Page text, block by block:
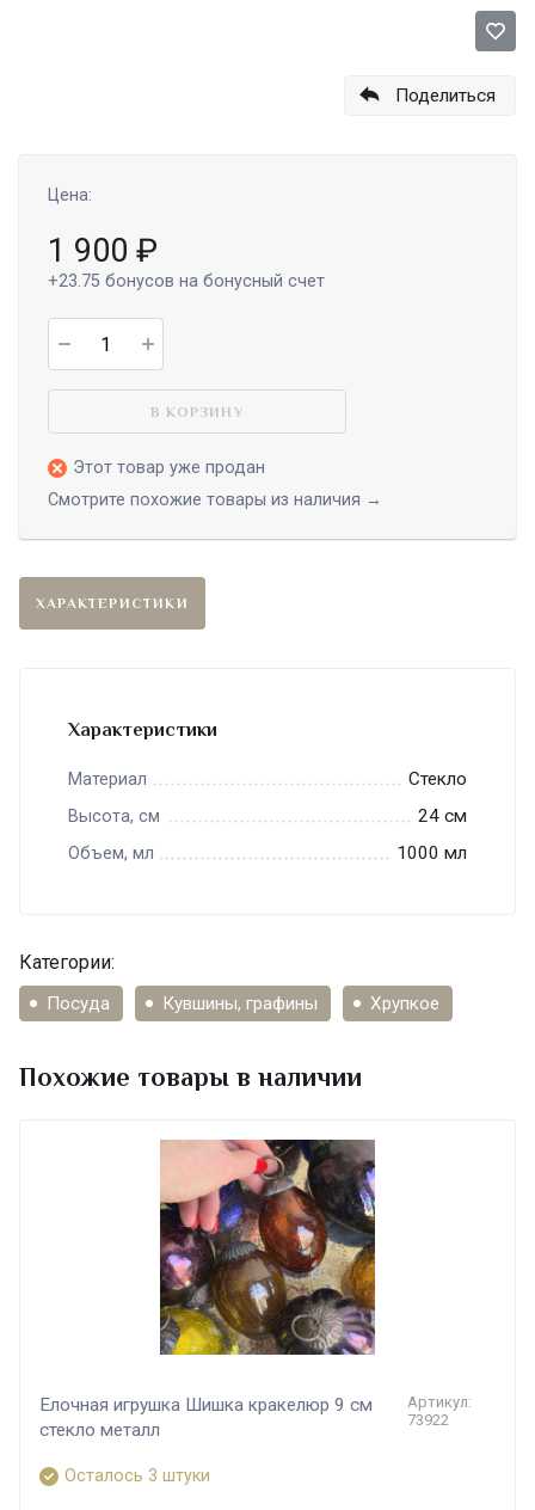
Поделиться
Цена:
1 900 ₽
+23.75 бонусов на бонусный счет
В КОРЗИНУ
Этот товар уже продан
Смотрите похожие товары из наличия →
ХАРАКТЕРИСТИКИ
Характеристики
Материал Стекло
Высота, см 24 см
Объем, мл 1000 мл
Категории:
Посуда Кувшины, графины Хрупкое
Похожие товары в наличии
Елочная игрушка Шишка кракелюр 9 см
стекло металл
Артикул:
73922
Осталось 3 штуки